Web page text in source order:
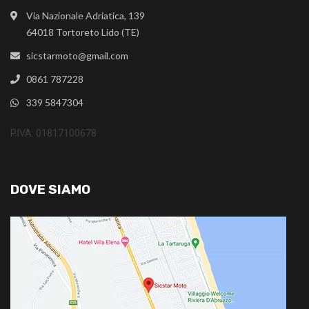
Via Nazionale Adriatica, 139
64018 Tortoreto Lido (TE)
sicstarmoto@gmail.com
0861 787228
339 5847304
P.IVA: 01817100678
DOVE SIAMO